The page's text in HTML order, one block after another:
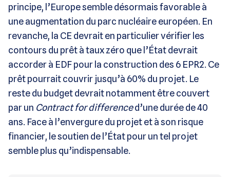
principe, l’Europe semble désormais favorable à
une augmentation du parc nucléaire européen. En
revanche, la CE devrait en particulier vérifier les
contours du prêt à taux zéro que l’État devrait
accorder à EDF pour la construction des 6 EPR2. Ce
prêt pourrait couvrir jusqu’à 60% du projet. Le
reste du budget devrait notamment être couvert
par un Contract for differenced’une durée de 40
ans. Face à l’envergure du projet et à son risque
financier, le soutien de l’État pour un tel projet
semble plus qu’indispensable.